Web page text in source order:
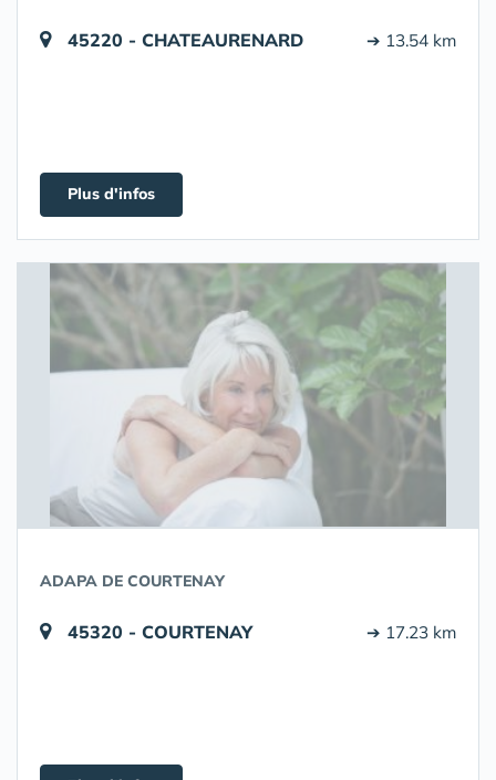
45220 - CHATEAURENARD ➔ 13.54 km
Plus d'infos
ADAPA DE COURTENAY
45320 - COURTENAY ➔ 17.23 km